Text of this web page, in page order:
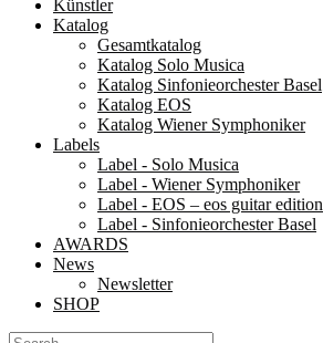
Künstler
Katalog
Gesamtkatalog
Katalog Solo Musica
Katalog Sinfonieorchester Basel
Katalog EOS
Katalog Wiener Symphoniker
Labels
Label - Solo Musica
Label - Wiener Symphoniker
Label - EOS – eos guitar edition
Label - Sinfonieorchester Basel
AWARDS
News
Newsletter
SHOP